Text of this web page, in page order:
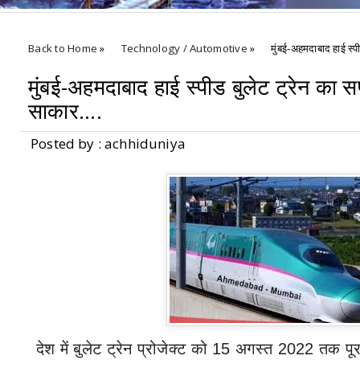
Welcomes You.....
Back to Home » Technology / Automotive » मुंबई-अहमदाबाद हाई
मुंबई-अहमदाबाद हाई स्पीड बुलेट ट्रेन का
साकार....
Posted by : achhiduniya
देश में बुलेट ट्रेन प्रोजेक्ट को 15 अगस्त 2022 तक